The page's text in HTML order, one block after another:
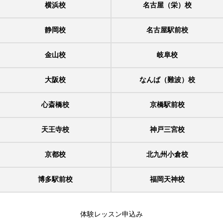
横浜校 名古屋（栄）校
静岡校 名古屋駅前校
金山校 岐阜校
大阪校 なんば（難波）校
心斎橋校 京橋駅前校
天王寺校 神戸三宮校
京都校 北九州小倉校
博多駅前校 福岡天神校
体験レッスン申込み